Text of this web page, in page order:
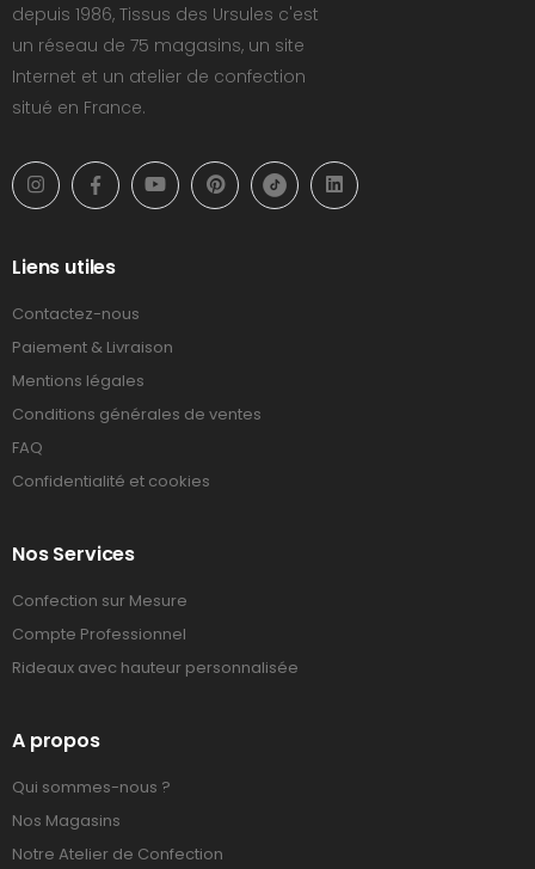
depuis 1986, Tissus des Ursules c'est
un réseau de 75 magasins, un site
Internet et un atelier de confection
situé en France.
Liens utiles
Contactez-nous
Paiement & Livraison
Mentions légales
Conditions générales de ventes
FAQ
Confidentialité et cookies
Nos Services
Confection sur Mesure
Compte Professionnel
Rideaux avec hauteur personnalisée
A propos
Qui sommes-nous ?
Nos Magasins
Notre Atelier de Confection